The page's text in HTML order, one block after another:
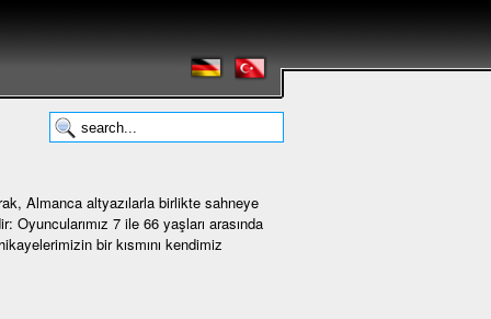
Almanca altyazılarla birlikte sahneye
7 ile 66 yaşları arasında
bir kısmını kendimiz